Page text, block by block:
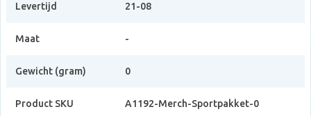
Levertijd 21-08
Maat -
Gewicht (gram) 0
Product SKU A1192-Merch-Sportpakket-0